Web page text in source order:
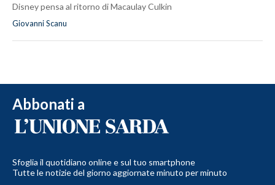
Disney pensa al ritorno di Macaulay Culkin
Giovanni Scanu
Abbonati a
Sfoglia il quotidiano online e sul tuo smartphone
Tutte le notizie del giorno aggiornate minuto per minuto